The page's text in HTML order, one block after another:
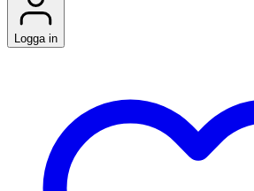
Logga in